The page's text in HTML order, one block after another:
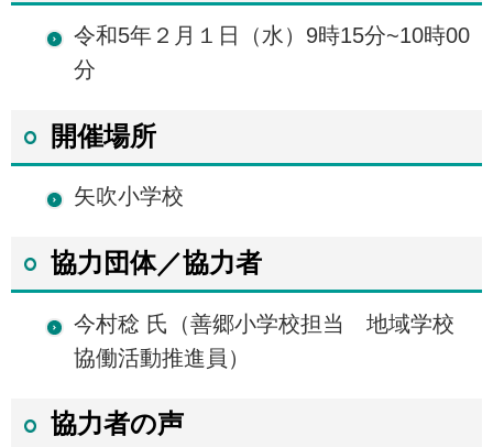
令和5年２月１日（水）9時15分~10時00
分
開催場所
矢吹小学校
協力団体／協力者
今村稔 氏（善郷小学校担当 地域学校
協働活動推進員）
協力者の声